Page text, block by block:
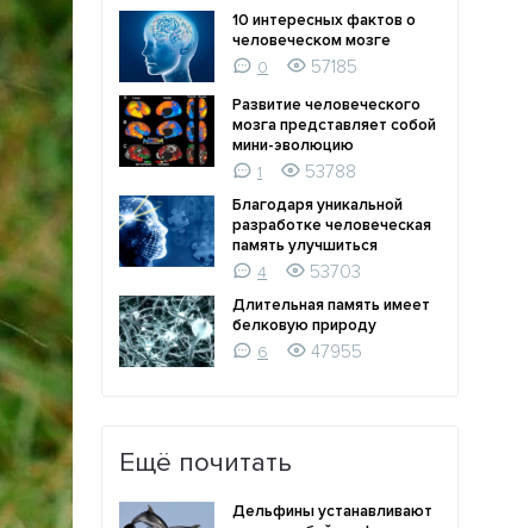
10 интересных фактов о
человеческом мозге
0
57185
Развитие человеческого
мозга представляет собой
мини-эволюцию
1
53788
Благодаря уникальной
разработке человеческая
память улучшиться
4
53703
Длительная память имеет
белковую природу
6
47955
Ещё почитать
Дельфины устанавливают